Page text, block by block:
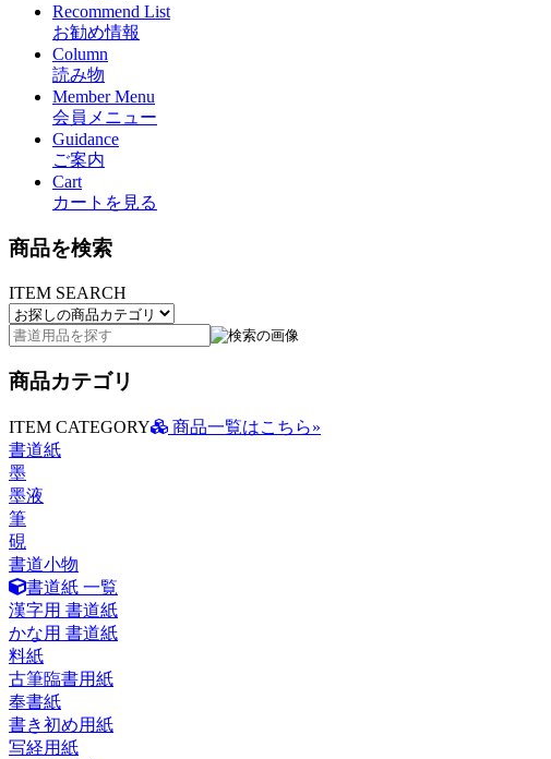
Recommend List
お勧め情報
Column
読み物
Member Menu
会員メニュー
Guidance
ご案内
Cart
カートを見る
商品を検索
ITEM SEARCH
商品カテゴリ
ITEM CATEGORY
商品一覧はこちら»
書道紙
墨
墨液
筆
硯
書道小物
書道紙 一覧
漢字用 書道紙
かな用 書道紙
料紙
古筆臨書用紙
奉書紙
書き初め用紙
写経用紙